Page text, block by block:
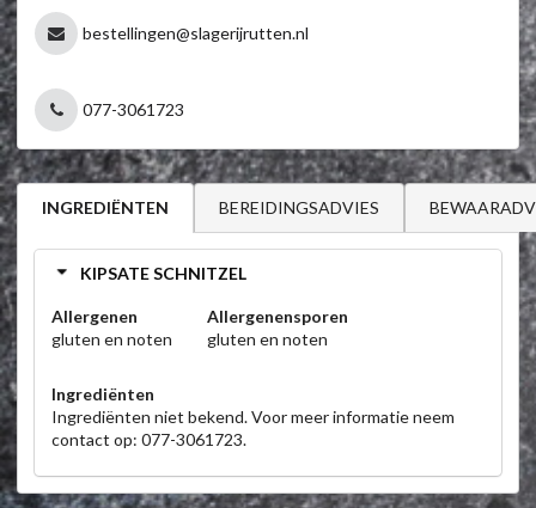
bestellingen@slagerijrutten.nl
077-3061723
INGREDIËNTEN BEREIDINGSADVIES
KIPSATE SCHNITZEL
Allergenen
gluten en noten
Allergenensporen
gluten en noten
Ingrediënten
Ingrediënten niet bekend. Voor meer informatie neem
contact op: 077-3061723.